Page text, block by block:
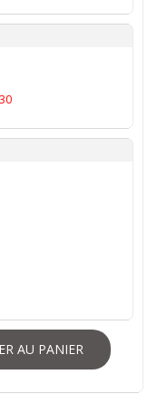
30
AU PANIER